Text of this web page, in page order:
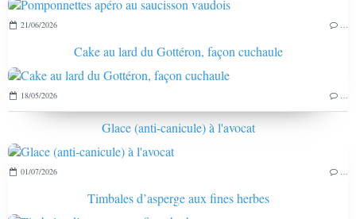
21/06/2026
Cake au lard du Gottéron, façon cuchaule
18/05/2026
Glace (anti-canicule) à l'avocat
01/07/2026
Timbales d’asperge aux fines herbes